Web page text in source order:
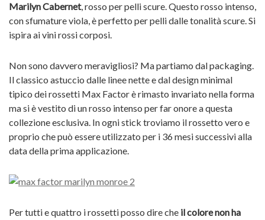
Marilyn Cabernet, rosso per pelli scure. Questo rosso intenso,
con sfumature viola, è perfetto per pelli dalle tonalità scure. Si
ispira ai vini rossi corposi.
Non sono davvero meravigliosi? Ma partiamo dal packaging.
Il classico astuccio dalle linee nette e dal design minimal
tipico dei rossetti Max Factor è rimasto invariato nella forma
ma si è vestito di un rosso intenso per far onore a questa
collezione esclusiva. In ogni stick troviamo il rossetto vero e
proprio che può essere utilizzato per i 36 mesi successivi alla
data della prima applicazione.
Per tutti e quattro i rossetti posso dire che il colore non ha